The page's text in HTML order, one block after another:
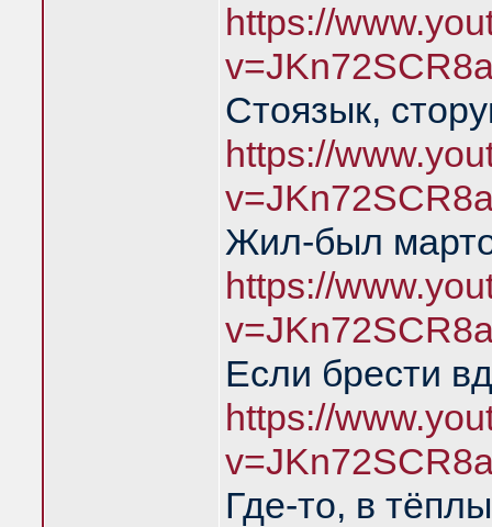
https://
Стоязык,
https://
Жил-был
https://
Если брести
https://
Где-то, в